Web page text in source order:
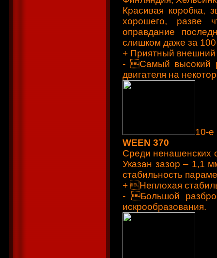
Красивая коробка,
хорошего, разве
оправдание
слишком даже за
+ Приятный внешний
- Самый высокий
двигателя на
10-е
WEEN 370
Среди ненашенских
Указан зазор – 1,1
стабильность
+ Неплохая
- Большой
искрообразования.